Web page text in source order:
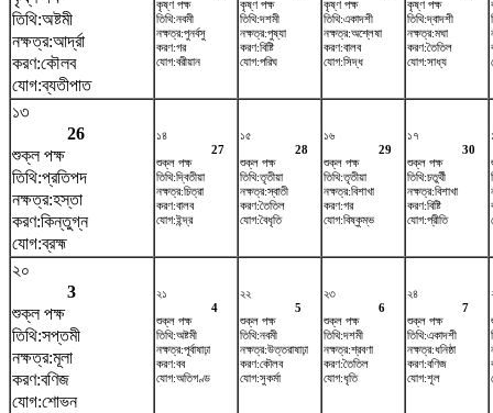
তিথি:অষ্টমী
নক্ষত্র:আর্দ্রা
করণ:কৌলব
যোগ:ব্যতীপাত
কৃষ্ণ পক্ষ
তিথি:নবমী
নক্ষত্র:পুনর্বসু
করণ:গর
যোগ:বরীয়ান
কৃষ্ণ পক্ষ
তিথি:দশমী
নক্ষত্র:পুষ্যা
করণ:বিষ্টি
যোগ:পরিঘ
কৃষ্ণ পক্ষ
তিথি:একাদশী
নক্ষত্র:অশ্লেষা
করণ:বালব
যোগ:সিদ্ধ
কৃষ্ণ পক্ষ
তিথি:দ্বাদশী
নক্ষত্র:মঘা
করণ:তৈতিল
যোগ:সাধ্য
১৩
26
শুক্ল পক্ষ
তিথি:প্রতিপদ
নক্ষত্র:হস্তা
করণ:কিন্তুগ্ন
যোগ:ব্রহ্ম
১৪
27
শুক্ল পক্ষ
তিথি:দ্বিতীয়া
নক্ষত্র:চিত্রা
করণ:বালব
যোগ:ইন্দ্র
১৫
28
শুক্ল পক্ষ
তিথি:তৃতীয়া
নক্ষত্র:স্বাতী
করণ:তৈতিল
যোগ:বৈধৃতি
১৬
29
শুক্ল পক্ষ
তিথি:তৃতীয়া
নক্ষত্র:বিশাখা
করণ:গর
যোগ:বিষ্কুম্ভ
১৭
30
শুক্ল পক্ষ
তিথি:চতুর্থী
নক্ষত্র:বিশাখা
করণ:বিষ্টি
যোগ:প্রীতি
২০
3
শুক্ল পক্ষ
তিথি:সপ্তমী
নক্ষত্র:মূলা
করণ:বণিজ
যোগ:শোভন
২১
4
শুক্ল পক্ষ
তিথি:অষ্টমী
নক্ষত্র:পূর্বাষাঢ়া
করণ:বব
যোগ:অতিগণ্ড
২২
5
শুক্ল পক্ষ
তিথি:নবমী
নক্ষত্র:উত্তরাষাঢ়া
করণ:কৌলব
যোগ:সুকর্মা
২৩
6
শুক্ল পক্ষ
তিথি:দশমী
নক্ষত্র:শ্রবণা
করণ:তৈতিল
যোগ:ধৃতি
২৪
7
শুক্ল পক্ষ
তিথি:একাদশী
নক্ষত্র:ধনিষ্ঠা
করণ:বণিজ
যোগ:শূল